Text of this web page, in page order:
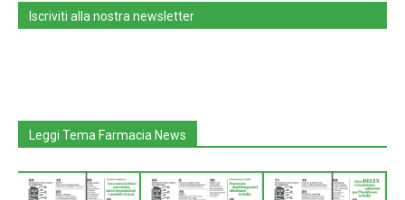
Iscriviti alla nostra newsletter
Leggi Tema Farmacia News